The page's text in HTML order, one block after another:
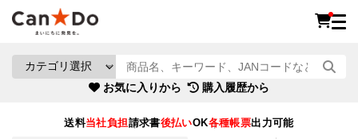
お気に入りから 購入履歴から
送料当社負担請求書後払いOK各種帳票出力可能